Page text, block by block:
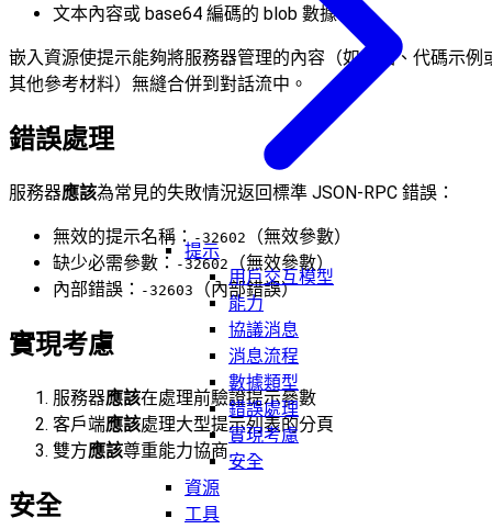
提示
用戶交互模型
能力
協議消息
消息流程
數據類型
錯誤處理
實現考慮
安全
資源
工具
文本內容或 base64 編碼的 blob 數據
嵌入資源使提示能夠將服務器管理的內容（如文檔、代碼示例
其他參考材料）無縫合併到對話流中。
錯誤處理
服務器應該為常見的失敗情況返回標準 JSON-RPC 錯誤：
無效的提示名稱： -32602
（無效參數）
缺少必需參數： -32602
（無效參數）
內部錯誤： -32603 （內部錯誤）
實現考慮
服務器應該在處理前驗證提示參數
客戶端應該處理大型提示列表的分頁
雙方應該尊重能力協商
安全